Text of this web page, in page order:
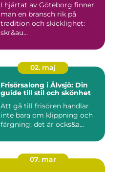
I hjärtat av Göteborg finner
man en bransch rik på
tradition och skicklighet:
skr&au...
02. maj
Frisörsalong i Älvsjö: Din
guide till stil och skönhet
Att gå till frisören handlar
inte bara om klippning och
färgning; det är ocks&a...
07. mar